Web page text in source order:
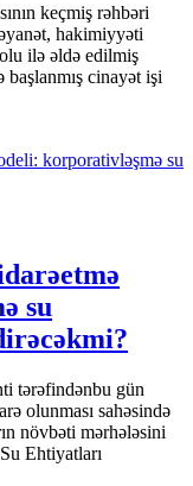
keçmiş rəhbəri
hakimiyyəti
ilə əldə edilmiş
başlanmış cinayət işi
su
tərəfindənbu gün
olunması sahəsində
növbəti mərhələsini
Ehtiyatları